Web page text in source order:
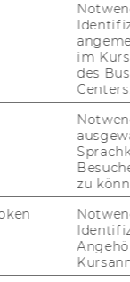
Frei­es
(mit spe­zi­ell
Tä­tig­keit/Rolle
müsst
im
des
zu